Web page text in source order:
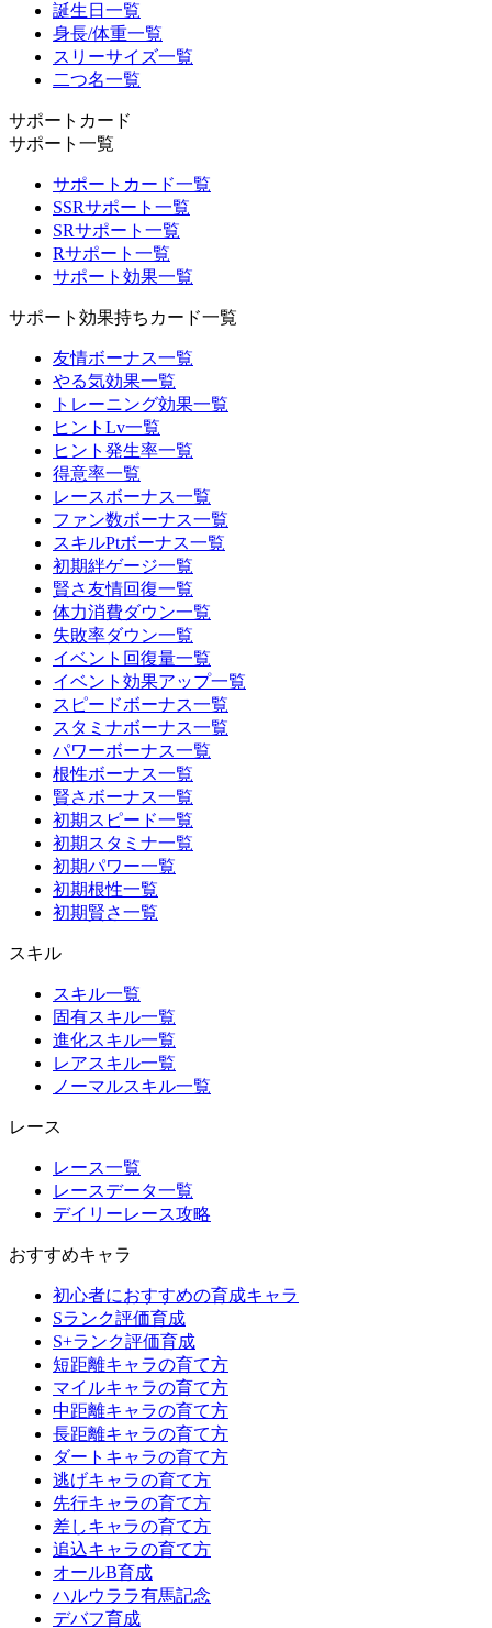
誕生日一覧
身長/体重一覧
スリーサイズ一覧
二つ名一覧
サポートカード
サポート一覧
サポートカード一覧
SSRサポート一覧
SRサポート一覧
Rサポート一覧
サポート効果一覧
サポート効果持ちカード一覧
友情ボーナス一覧
やる気効果一覧
トレーニング効果一覧
ヒントLv一覧
ヒント発生率一覧
得意率一覧
レースボーナス一覧
ファン数ボーナス一覧
スキルPtボーナス一覧
初期絆ゲージ一覧
賢さ友情回復一覧
体力消費ダウン一覧
失敗率ダウン一覧
イベント回復量一覧
イベント効果アップ一覧
スピードボーナス一覧
スタミナボーナス一覧
パワーボーナス一覧
根性ボーナス一覧
賢さボーナス一覧
初期スピード一覧
初期スタミナ一覧
初期パワー一覧
初期根性一覧
初期賢さ一覧
スキル
スキル一覧
固有スキル一覧
進化スキル一覧
レアスキル一覧
ノーマルスキル一覧
レース
レース一覧
レースデータ一覧
デイリーレース攻略
おすすめキャラ
初心者におすすめの育成キャラ
Sランク評価育成
S+ランク評価育成
短距離キャラの育て方
マイルキャラの育て方
中距離キャラの育て方
長距離キャラの育て方
ダートキャラの育て方
逃げキャラの育て方
先行キャラの育て方
差しキャラの育て方
追込キャラの育て方
オールB育成
ハルウララ有馬記念
デバフ育成